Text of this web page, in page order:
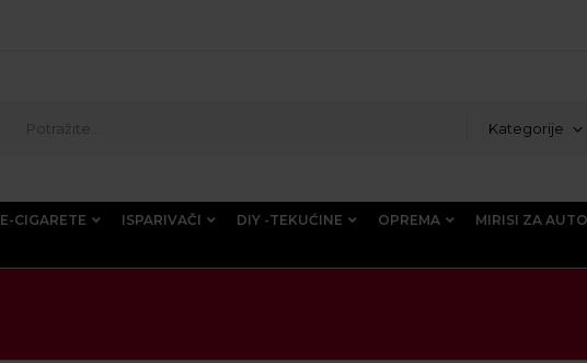
Kategorije
E-CIGARETE ISPARIVAČI DIY -TEKUĆINE OPREMA
MIRISI ZA AUTO